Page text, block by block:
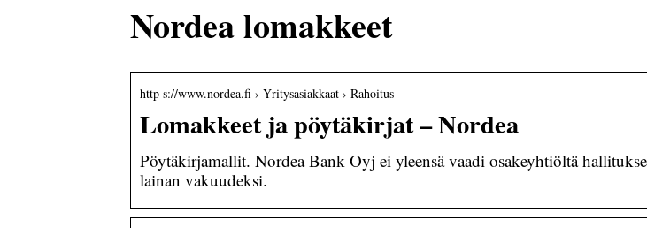
Nordea lomakkeet
http s://www.nordea.fi › Yritysasiakkaat › Rahoitus
Lomakkeet ja pöytäkirjat – Nordea
Pöytäkirjamallit. Nordea Bank Oyj ei yleensä vaadi osakeyhtiöltä
lainan vakuudeksi.